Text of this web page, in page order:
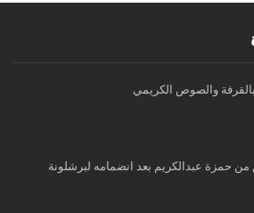
والصوص الكريمي
من حمزة عبدالكريم بعد انضمامه لبرشلونة